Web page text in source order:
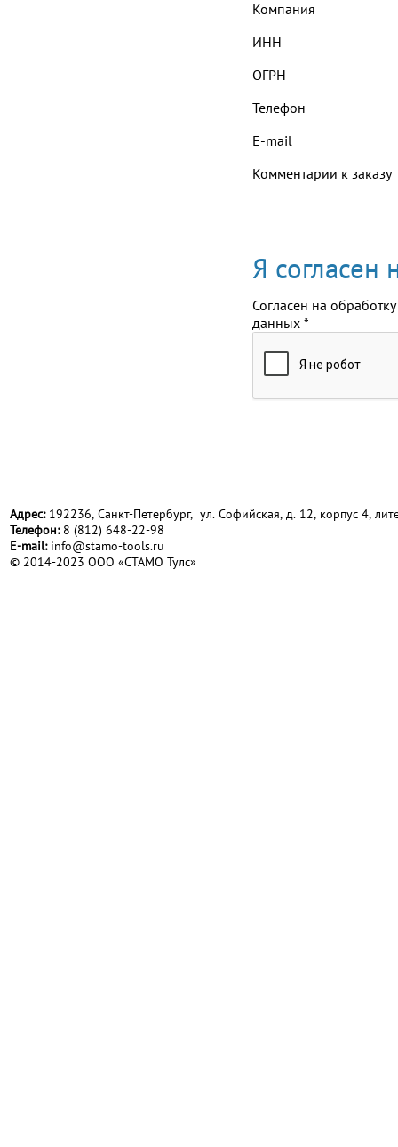
Компания
ИНН
ОГРН
Телефон
E-mail
Комментарии к заказу
Я согласен
Согласен на обработку
данных *
Адрес:192236, Санкт-Петербург, ул. Софийская, д. 12, корпус 4,
Телефон:8 (812) 648-22-98
Е-mail: info@stamo-tools.ru
© 2014-2023 ООО «СТАМО Тулс»